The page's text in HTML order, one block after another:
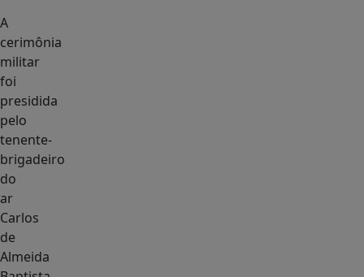
A
cerimônia
militar
foi
presidida
pelo
tenente-
brigadeiro
do
ar
Carlos
de
Almeida